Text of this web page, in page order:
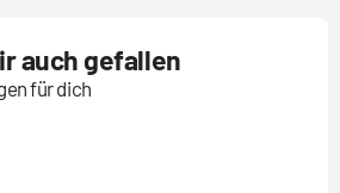
auch gefallen
für dich